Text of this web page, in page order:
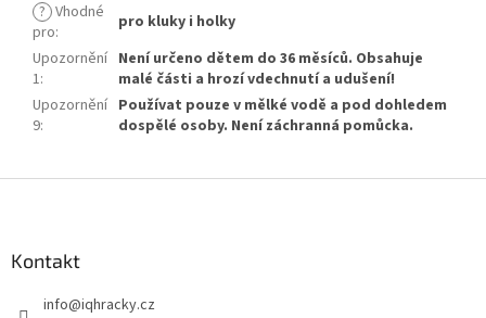
? Vhodné
pro:
pro kluky i holky
Upozornění
1:
Není určeno dětem do 36 měsíců. Obsahuje
malé části a hrozí vdechnutí a udušení!
Upozornění
9:
Používat pouze v mělké vodě a pod dohledem
dospělé osoby. Není záchranná pomůcka.
Kontakt
info@iqhracky.cz